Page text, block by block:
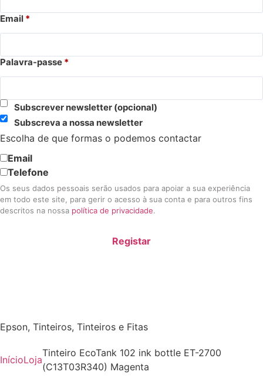
Email *
Palavra-passe *
Subscrever newsletter (opcional)
Subscreva a nossa newsletter
Escolha de que formas o podemos contactar
Email
Telefone
Os seus dados pessoais serão usados para apoiar a sua experiência
em todo este site, para gerir o acesso à sua conta e para outros fins
descritos na nossa política de privacidade.
Registar
Epson, Tinteiros, Tinteiros e Fitas
InícioLoja
Tinteiro EcoTank 102 ink bottle ET-2700
(C13T03R340) Magenta